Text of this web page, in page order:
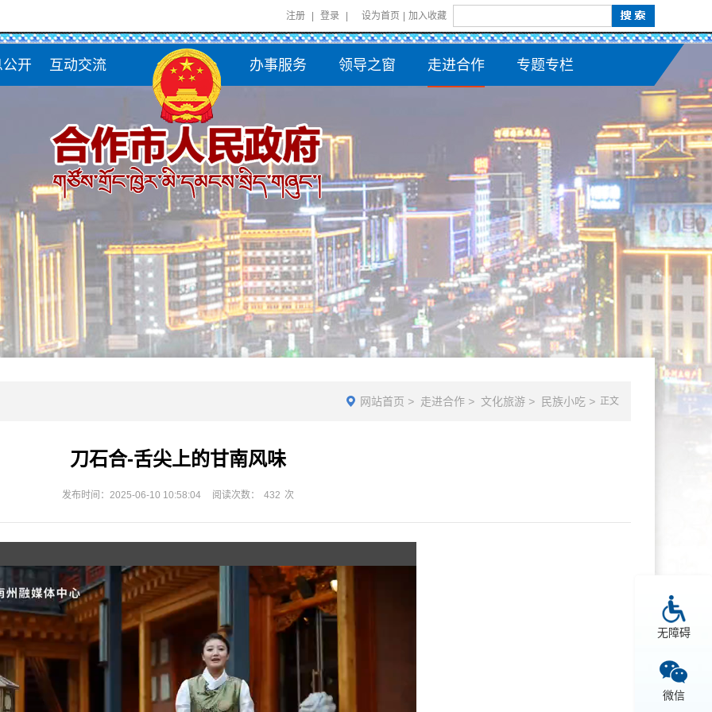
无障碍
微信
注册 登录 设为首页 加入收藏
开 互动交流 办事服务 领导之窗 走进合作 专题专栏
网站首页 > 走进合作 > 文化旅游 > 民族小吃 > 正文
刀石合-舌尖上的甘南风味
发布时间：2025-06-10 10:58:04 阅读次数： 432 次